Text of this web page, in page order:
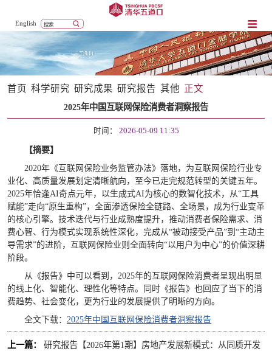
English
首页 科学研究 研究成果 研究报告 其他 正文
2025年中国互联网保险消费者洞察报告
时间： 2026-05-09 11:35
【摘要】
2020年《互联网保险业务监管办法》落地，为互联网保险行业专
业化、高质量发展划定清晰航向，至今已走完规范转型的关键五年。
2025年恰逢AI奇点元年，以生成式AI为核心的数智化技术，从“工具
赋能”走向“原生重构”，全面渗透保险全链路、全场景，成为行业变革
的核心引擎。技术迭代与行业成熟度提升，推动消费者保险需求、消
费心智、行为模式实现系统性深化，完成从“被动接受产品”到“主动主
导需求”的进阶，互联网保险业则全面转向“以用户为中心”的价值深耕
阶段。
从《报告》中可以看到，2025年的互联网保险消费者呈现出明显
的线上化、智能化、理性化等特点。同时《报告》也回应了当下的消
费趋势、社会变化，更为行业的发展提供了明晰的方向。
全文下载： 2025年中国互联网保险消费者洞察报告
上一篇：
研究报告【2026年第1期】房地产发展新模式：从同质开发